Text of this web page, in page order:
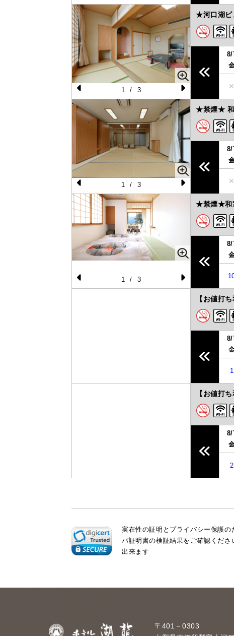
Pr
e
vi
o
u
s
N
e
xt
Pr
e
u
s
N
e
xt
1 / 3
★河口湖
8/
Pr
e
vi
o
u
N
1 / 3
★禁煙★ 和
8/
Pr
N
1 / 3
★禁煙★和
8/
【お値打
8/
1
【お値打
8/
2
実在性の証明とプライバシー保護
バ証明書の検証結果をご確認くだ
出来ます
〒401－0303